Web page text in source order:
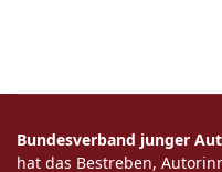
Bundesverband junger
hat das Bestreben,